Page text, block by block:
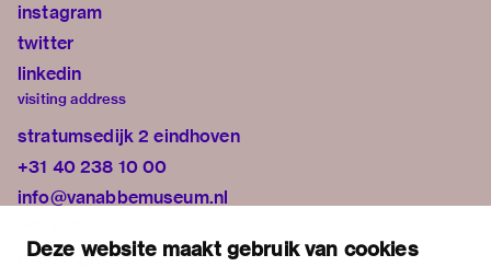
Deze website maakt gebruik van cookies
instagram
twitter
linkedin
visiting address
stratumsedijk 2 eindhoven
+31 40 238 10 00
info@vanabbemuseum.nl
exhibitions